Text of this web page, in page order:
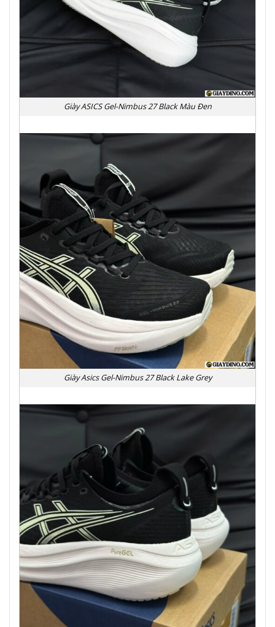
Giày ASICS Gel-Nimbus 27 Black Màu Đen
Giày Asics Gel-Nimbus 27 Black Lake Grey